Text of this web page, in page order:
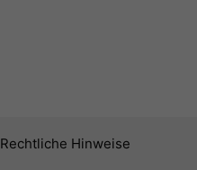
Rechtliche Hinweise